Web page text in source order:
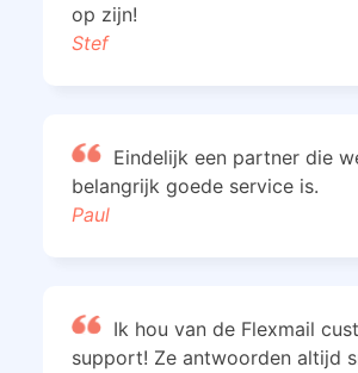
op zijn!
Stef
Eindelijk een partner die
belangrijk goede service is.
Paul
Ik hou van de Flexmail
support! Ze antwoorden altijd